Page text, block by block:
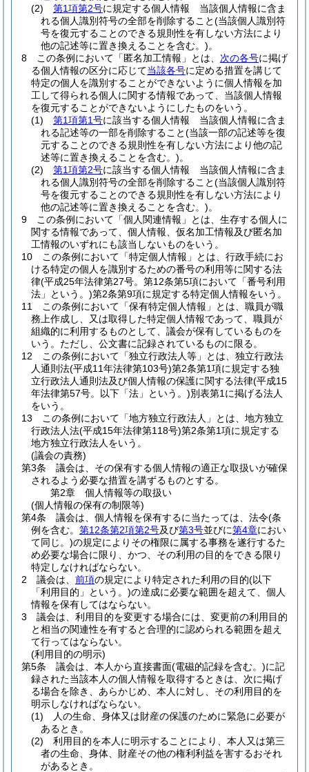
(2)
第1項第2号に規定する個人情報 当該個人情報に含ま
れる個人識別符号の全部を削除すること(当該個人識別符
号を復元することのできる規則性を有しない方法により
他の記述等に置き換えることを含む。)。
8
この条例において「匿名加工情報」とは、 次の各号に掲げ
る個人情報の区分に応じて当該各号に定める措置を講じて
特定の個人を識別することができないように個人情報を加
工して得られる個人に関する情報であって、当該個人情報
を復元することができないようにしたものをいう。
(1)
第1項第1号に該当する個人情報 当該個人情報に含ま
れる記述等の一部を削除すること(当該一部の記述等を復
元することのできる規則性を有しない方法により他の記
述等に置き換えることを含む。)。
(2)
第1項第2号に該当する個人情報 当該個人情報に含ま
れる個人識別符号の全部を削除すること(当該個人識別符
号を復元することのできる規則性を有しない方法により
他の記述等に置き換えることを含む。)。
9
この条例において「個人関連情報」とは、生存する個人に
関する情報であって、個人情報、仮名加工情報及び匿名加
工情報のいずれにも該当しないものをいう。
10
この条例において「特定個人情報」とは、行政手続にお
ける特定の個人を識別するための番号の利用等に関する法
律(平成25年法律第27号。第12条第5項において「番号利用
法」という。)第2条第9項に規定する特定個人情報をいう。
11
この条例において「保有特定個人情報」とは、職員が職
務上作成し、又は取得した特定個人情報であって、職員が
組織的に利用するものとして、議会が保有しているものを
いう。 ただし、公文書に記録されているものに限る。
12
この条例において「独立行政法人等」とは、独立行政法
人通則法(平成11年法律第103号)第2条第1項に規定する独
立行政法人通則法及び個人情報の保護に関する法律(平成15
年法律第57号。以下「法」という。)別表第1に掲げる法人
をいう。
13
この条例において「地方独立行政法人」とは、地方独立
行政法人法(平成15年法律第118号)第2条第1項に規定する
地方独立行政法人をいう。
(議会の責務)
第3条
議会は、その保有する個人情報の適正な取扱いが確保
されるよう必要な措置を講ずるものとする。
第2章
個人情報等の取扱い
(個人情報の保有の制限等)
第4条
議会は、個人情報を保有するに当たっては、法令(条
例を含む。 第12条第2項第2号及び第3号並びに第4章におい
て同じ。)の規定によりその権限に属する事務を遂行するた
め必要な場合に限り、かつ、その利用の目的をできる限り
特定しなければならない。
2
議会は、 前項の規定により特定された利用の目的(以下
「利用目的」という。)の達成に必要な範囲を超えて、個人
情報を保有してはならない。
3
議会は、利用目的を変更する場合には、変更前の利用目的
と相当の関連性を有すると合理的に認められる範囲を超え
て行ってはならない。
(利用目的の明示)
第5条
議会は、本人から直接書面(電磁的記録を含む。)に記
録された当該本人の個人情報を取得するときは、次に掲げ
る場合を除き、あらかじめ、本人に対し、その利用目的を
明示しなければならない。
(1)
人の生命、身体又は財産の保護のために緊急に必要が
あるとき。
(2)
利用目的を本人に明示することにより、本人又は第三
者の生命、身体、財産その他の権利利益を害するおそれ
があるとき。